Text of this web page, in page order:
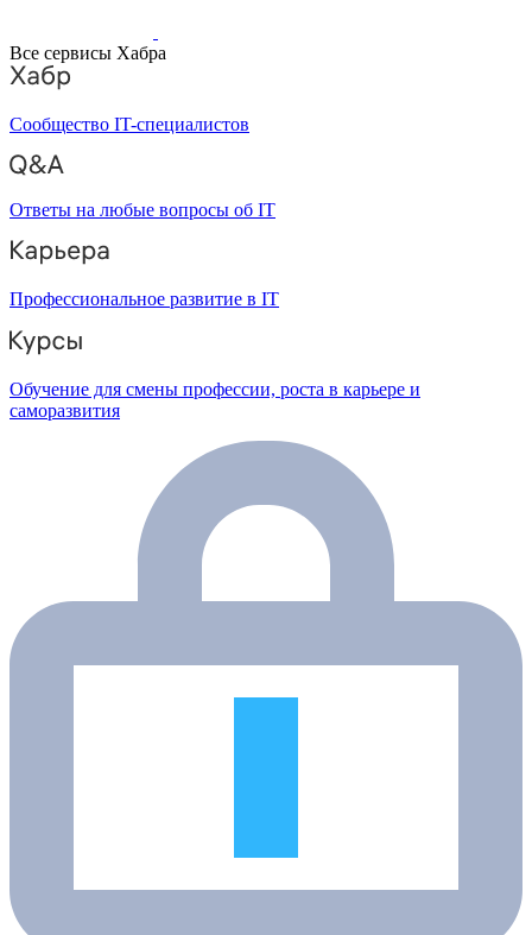
Все сервисы Хабра
Сообщество IT-специалистов
Ответы на любые вопросы об IT
Профессиональное развитие в IT
Обучение для смены профессии, роста в карьере и
саморазвития